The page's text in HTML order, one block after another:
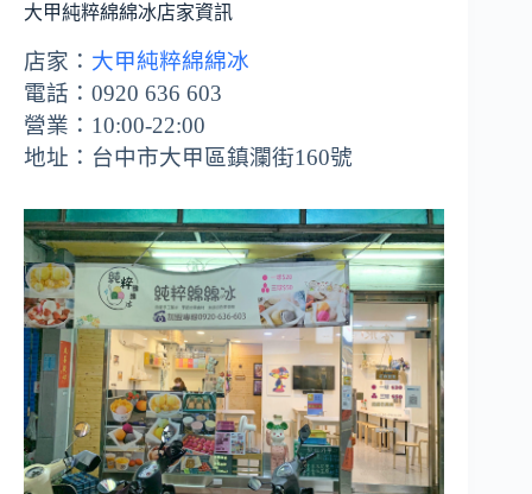
大甲純粹綿綿冰店家資訊
店家： 大甲純粹綿綿冰
電話：0920 636 603
營業：10:00-22:00
地址：台中市大甲區鎮瀾街160號